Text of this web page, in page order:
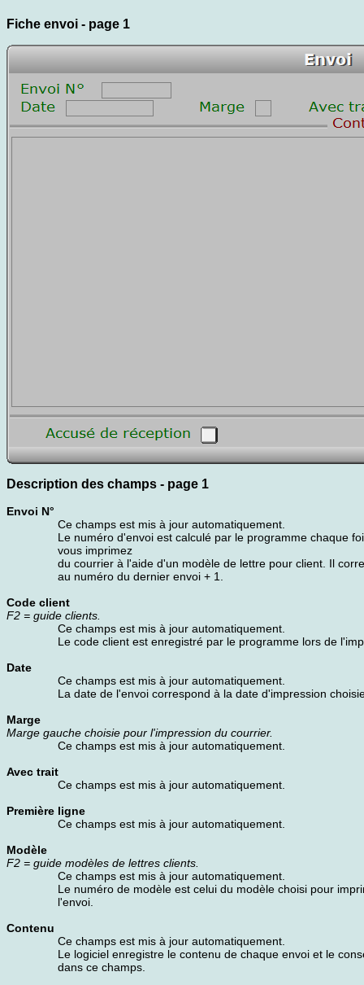
Fiche envoi - page 1
Description des champs - page 1
Envoi N°
Ce champs est mis à jour automatiquement.
Le numéro d'envoi est calculé par le programme chaque
vous imprimez
du courrier à l'aide d'un modèle de lettre pour client. Il
au numéro du dernier envoi + 1.
Code client
F2 = guide clients.
Ce champs est mis à jour automatiquement.
Le code client est enregistré par le programme lors de
Date
Ce champs est mis à jour automatiquement.
La date de l'envoi correspond à la date d'impression
Marge
Marge gauche choisie pour l'impression du courrier.
Ce champs est mis à jour automatiquement.
Avec trait
Ce champs est mis à jour automatiquement.
Première ligne
Ce champs est mis à jour automatiquement.
Modèle
F2 = guide modèles de lettres clients.
Ce champs est mis à jour automatiquement.
Le numéro de modèle est celui du modèle choisi pour
l'envoi.
Contenu
Ce champs est mis à jour automatiquement.
Le logiciel enregistre le contenu de chaque envoi et le
dans ce champs.